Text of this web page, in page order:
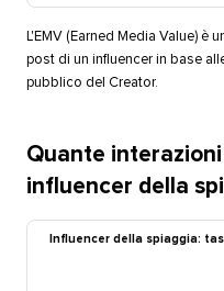
L'EMV (Earned Media Value) è
post di un influencer in base
pubblico del Creator.​​
Quante
influencer della
Influencer della spiaggia: